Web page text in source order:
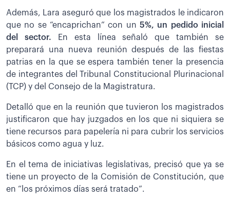
Además, Lara aseguró que los magistrados le indicaron
que no se “encaprichan” con un 5%, un pedido inicial
del sector. En esta línea señaló que también se
preparará una nueva reunión después de las fiestas
patrias en la que se espera también tener la presencia
de integrantes del Tribunal Constitucional Plurinacional
(TCP) y del Consejo de la Magistratura.
Detalló que en la reunión que tuvieron los magistrados
justificaron que hay juzgados en los que ni siquiera se
tiene recursos para papelería ni para cubrir los servicios
básicos como agua y luz.
En el tema de iniciativas legislativas, precisó que ya se
tiene un proyecto de la Comisión de Constitución, que
en “los próximos días será tratado”.